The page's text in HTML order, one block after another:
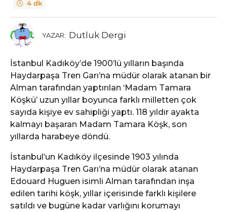
y
ı
ö
n
c
e
4 dk
YAZAR: Dutluk Dergi
İstanbul Kadıköy’de 1900’lü yılların başında
Haydarpaşa Tren Garı’na müdür olarak atanan bir
Alman tarafından yaptırılan ‘Madam Tamara
Köşkü’ uzun yıllar boyunca farklı milletten çok
sayıda kişiye ev sahipliği yaptı. 118 yıldır ayakta
kalmayı başaran Madam Tamara Köşk, son
yıllarda harabeye döndü.
İstanbul’un Kadıköy ilçesinde 1903 yılında
Haydarpaşa Tren Garı’na müdür olarak atanan
Edouard Huguen isimli Alman tarafından inşa
edilen tarihi köşk, yıllar içerisinde farklı kişilere
satıldı ve bugüne kadar varlığını korumayı